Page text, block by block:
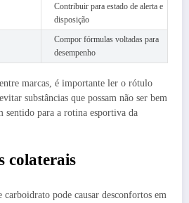
Contribuir para estado de alerta e
disposição
Compor fórmulas voltadas para
desempenho
marcas, é importante ler o rótulo
substâncias que possam não ser bem
sentido para a rotina esportiva da
colaterais
pode causar desconfortos em